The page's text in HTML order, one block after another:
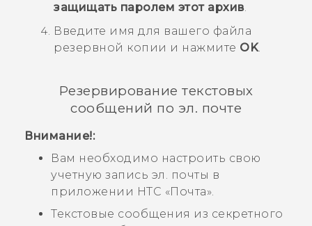
защищать паролем этот архив.
Введите имя для вашего файла
резервной копии и нажмите OK.
Резервирование текстовых
сообщений по эл. почте
Внимание!:
Вам необходимо настроить свою
учетную запись эл. почты в
приложении HTC «Почта».
Текстовые сообщения из секретного